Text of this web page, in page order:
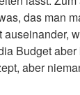
das man
Budget
aber